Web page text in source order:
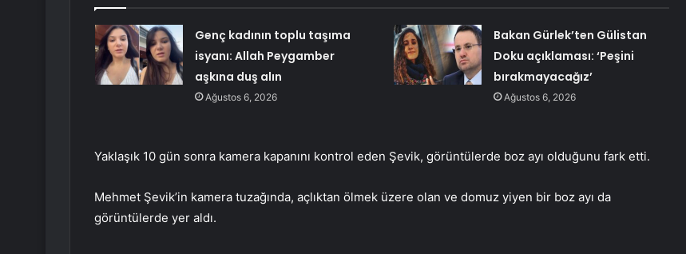
Genç kadının toplu taşıma
isyanı: Allah Peygamber
aşkına duş alın
Ağustos 6, 2026
Bakan Gürlek’ten Gülistan
Doku açıklaması: ‘Peşini
bırakmayacağız’
Ağustos 6, 2026
Yaklaşık 10 gün sonra kamera kapanını kontrol eden Şevik, görüntülerde boz ayı olduğunu fark etti.
Mehmet Şevik’in kamera tuzağında, açlıktan ölmek üzere olan ve domuz yiyen bir boz ayı da
görüntülerde yer aldı.